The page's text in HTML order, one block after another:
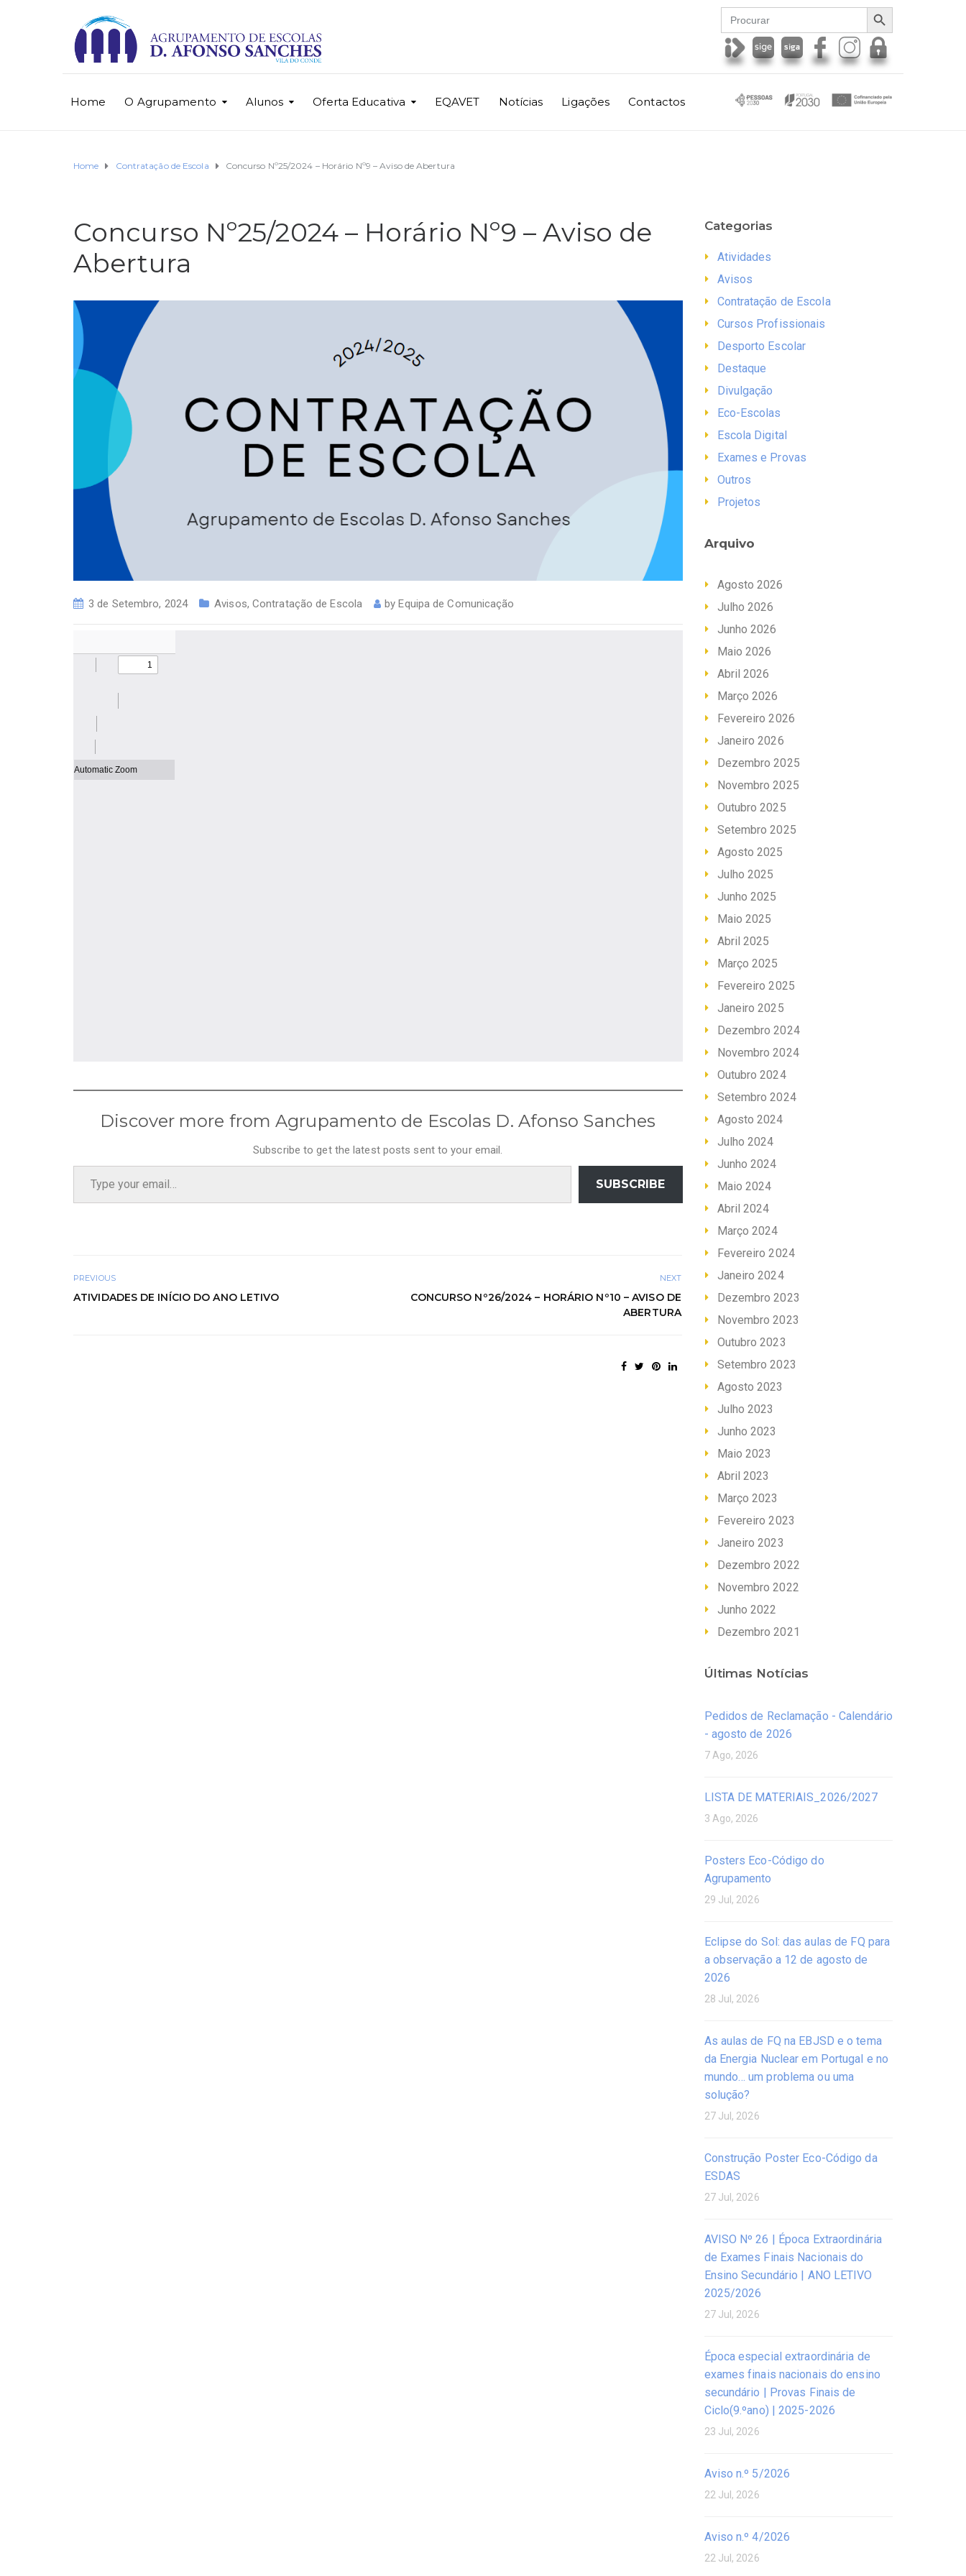
Search
for:
SEARCH BUTTON
Home O Agrupamento Alunos Oferta Educativa EQAVET Notícias Ligações Contactos
Home Contratação de Escola Concurso Nº25/2024 – Horário Nº9 – Aviso de Abertura
Concurso Nº25/2024 – Horário Nº9 – Aviso de
Abertura
3 de Setembro, 2024 Avisos, Contratação de Escola byEquipa de Comunicação
Discover more from Agrupamento de Escolas D. Afonso Sanches
Subscribe to get the latest posts sent to your email.
Type your email…
SUBSCRIBE
PREVIOUS
ATIVIDADES DE INÍCIO DO ANO LETIVO
NEXT
CONCURSO Nº26/2024 – HORÁRIO Nº10 – AVISO DE
ABERTURA
Categorias
Atividades
Avisos
Contratação de Escola
Cursos Profissionais
Desporto Escolar
Destaque
Divulgação
Eco-Escolas
Escola Digital
Exames e Provas
Outros
Projetos
Arquivo
Agosto 2026
Julho 2026
Junho 2026
Maio 2026
Abril 2026
Março 2026
Fevereiro 2026
Janeiro 2026
Dezembro 2025
Novembro 2025
Outubro 2025
Setembro 2025
Agosto 2025
Julho 2025
Junho 2025
Maio 2025
Abril 2025
Março 2025
Fevereiro 2025
Janeiro 2025
Dezembro 2024
Novembro 2024
Outubro 2024
Setembro 2024
Agosto 2024
Julho 2024
Junho 2024
Maio 2024
Abril 2024
Março 2024
Fevereiro 2024
Janeiro 2024
Dezembro 2023
Novembro 2023
Outubro 2023
Setembro 2023
Agosto 2023
Julho 2023
Junho 2023
Maio 2023
Abril 2023
Março 2023
Fevereiro 2023
Janeiro 2023
Dezembro 2022
Novembro 2022
Junho 2022
Dezembro 2021
Últimas Notícias
Pedidos de Reclamação - Calendário
- agosto de 2026
7 Ago, 2026
LISTA DE MATERIAIS_2026/2027
3 Ago, 2026
Posters Eco-Código do
Agrupamento
29 Jul, 2026
Eclipse do Sol: das aulas de FQ para
a observação a 12 de agosto de
2026
28 Jul, 2026
As aulas de FQ na EBJSD e o tema
da Energia Nuclear em Portugal e no
mundo… um problema ou uma
solução?
27 Jul, 2026
Construção Poster Eco-Código da
ESDAS
27 Jul, 2026
AVISO Nº 26 | Época Extraordinária
de Exames Finais Nacionais do
Ensino Secundário | ANO LETIVO
2025/2026
27 Jul, 2026
Época especial extraordinária de
exames finais nacionais do ensino
secundário | Provas Finais de
Ciclo(9.ºano) | 2025-2026
23 Jul, 2026
Aviso n.º 5/2026
22 Jul, 2026
Aviso n.º 4/2026
22 Jul, 2026